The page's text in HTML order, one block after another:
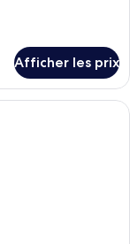
Afficher les prix
d’hôtel dotée d’une